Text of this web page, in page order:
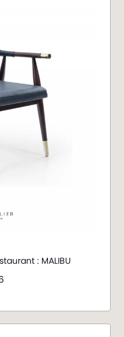
: MALIBU